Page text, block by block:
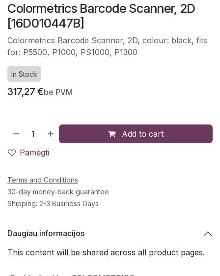
Colormetrics Barcode Scanner, 2D
[16D010447B]
Colormetrics Barcode Scanner, 2D, colour: black, fits
for: P5500, P1000, PS1000, P1300
In Stock
317,27 €be PVM
Add to cart
Pamėgti
Terms and Conditions
30-day money-back guarantee
Shipping: 2-3 Business Days
Daugiau informacijos
This content will be shared across all product pages.